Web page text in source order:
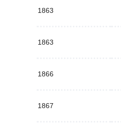
1863
1863
1866
1867